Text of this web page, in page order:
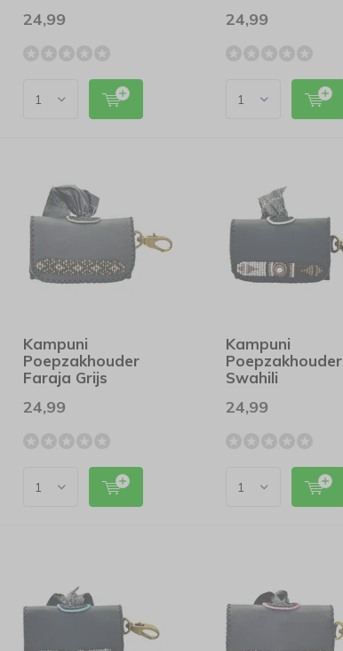
24,99 24,99
Kampuni
Poepzakhouder
Faraja Grijs
24,99
Kampuni
Poepzakhouder
Swahili
24,99